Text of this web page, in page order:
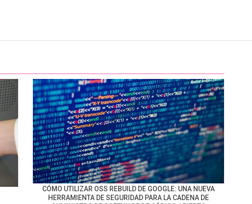
CÓMO UTILIZAR OSS REBUILD DE GOOGLE: UNA NUEVA
HERRAMIENTA DE SEGURIDAD PARA LA CADENA DE